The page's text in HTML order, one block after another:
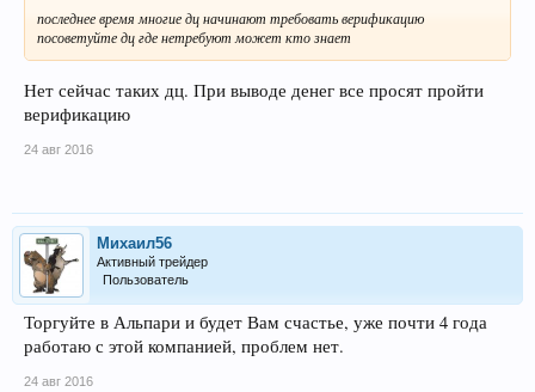
последнее время многие дц начинают требовать верификацию
посоветуйте дц где нетребуют может кто знает
Нет сейчас таких дц. При выводе денег все просят пройти
верификацию
24 авг 2016
Михаил56
Активный трейдер
Пользователь
Торгуйте в Альпари и будет Вам счастье, уже почти 4 года
работаю с этой компанией, проблем нет.
24 авг 2016